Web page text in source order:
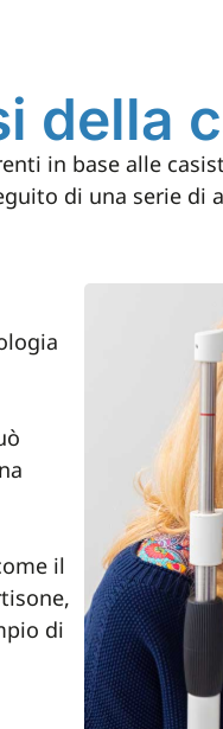
della
in base alle
di una serie di
il
di